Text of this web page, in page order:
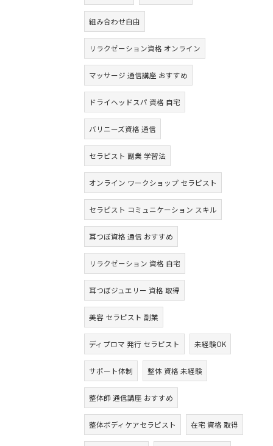
組み合わせ自由
リラクゼーション資格 オンライン
マッサージ 通信講座 おすすめ
ドライヘッドスパ 資格 自宅
バリニーズ資格 通信
セラピスト 副業 学習法
オンライン ワークショップ セラピスト
セラピスト コミュニケーション スキル
耳つぼ資格 通信 おすすめ
リラクゼーション 資格 自宅
耳つぼジュエリー 資格 取得
美容 セラピスト 副業
ディプロマ 発行 セラピスト 未経験OK
サポート体制 整体 資格 未経験
整体師 通信講座 おすすめ
整体ボディケアセラピスト 在宅 資格 取得